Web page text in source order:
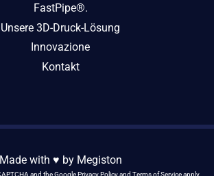
FastPipe®.
Unsere 3D-Druck-Lösung
Innovazione
Kontakt
Made with ♥️ by Megiston